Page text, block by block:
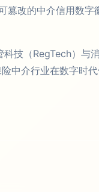
篡改的中介信用数字
技（RegTech）与
中介行业在数字时